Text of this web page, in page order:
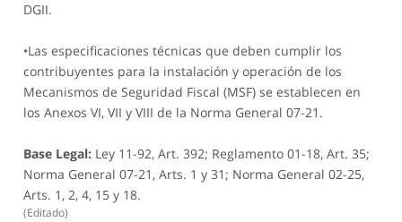
DGII.
•Las especificaciones técnicas que deben cumplir los
contribuyentes para la instalación y operación de los
Mecanismos de Seguridad Fiscal (MSF) se establecen en
los Anexos VI, VII y VIII de la Norma General 07-21.
Base Legal:Ley 11-92, Art. 392; Reglamento 01-18, Art. 35;
Norma General 07-21, Arts. 1 y 31; Norma General 02-25,
Arts. 1, 2, 4, 15 y 18.
(Editado)